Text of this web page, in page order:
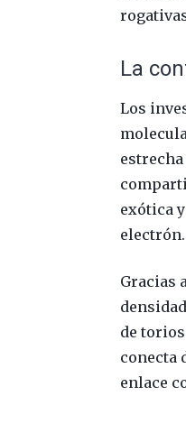
La
Los
exótica
electrón.
Gracias
de
conecta
enlace